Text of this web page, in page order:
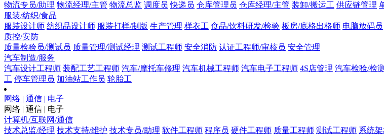
物流专员/助理 物流经理/主管 物流总监 调度员 快递员 仓库管理员 仓库经理/主管 装卸/搬运工 供应链管理
服装/纺织/食品
服装设计师 纺织品设计师 服装打样/制版 生产管理 样衣工 食品/饮料研发/检验 板房/底格出格师 电脑放码员
质控/安防
质量检验员/测试员 质量管理/测试经理 测试工程师 安全消防 认证工程师/审核员 安全管理
汽车制造/服务
汽车设计工程师 装配工艺工程师 汽车/摩托车修理 汽车机械工程师 汽车电子工程师 4S店管理 汽车检验/检测
工 停车管理员 加油站工作员 轮胎工
网络 | 通信 | 电子
网络 | 通信 | 电子
计算机/互联网/通信
技术总监/经理 技术支持/维护 技术专员/助理 软件工程师 程序员 硬件工程师 质量工程师 测试工程师 系统